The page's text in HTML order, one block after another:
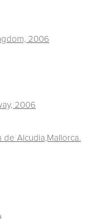
2006
2006
de Alcudia,Mallorca.